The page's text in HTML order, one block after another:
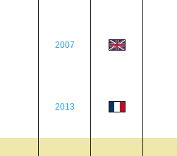
2007
2013